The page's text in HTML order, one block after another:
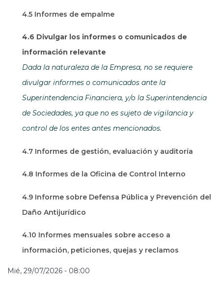
4.5 Informes de empalme
4.6 Divulgar los informes o comunicados de
información relevante
Dada la naturaleza de la Empresa, no se requiere
divulgar informes o comunicados ante la
Superintendencia Financiera, y/o la Superintendencia
de Sociedades, ya que no es sujeto de vigilancia y
control de los entes antes mencionados.
4.7 Informes de gestión, evaluación y auditoría
4.8 Informes de la Oficina de Control Interno
4.9 Informe sobre Defensa Pública y Prevención del
Daño Antijurídico
4.10 Informes mensuales sobre acceso a
información, peticiones, quejas y reclamos
Mié, 29/07/2026 - 08:00